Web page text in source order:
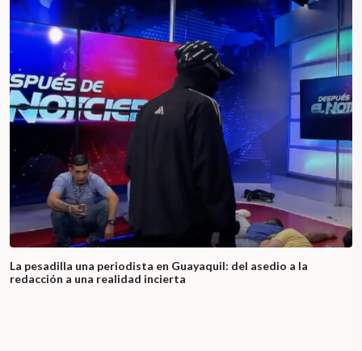
La pesadilla una periodista en Guayaquil: del asedio a la
redacción a una realidad incierta